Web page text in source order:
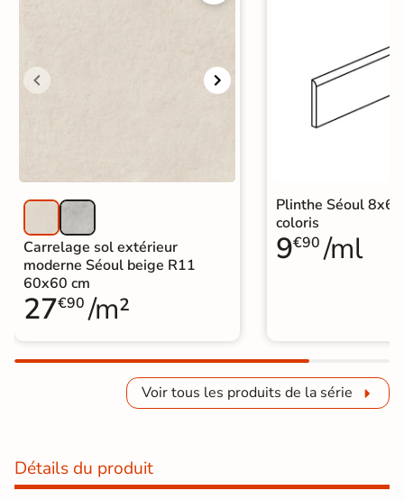
Carrelage sol extérieur
moderne Séoul beige R11
60x60 cm
27€90 /m²
Plinthe Séoul
coloris
9€90 /ml
Voir tous les produits de la série
Détails du produit